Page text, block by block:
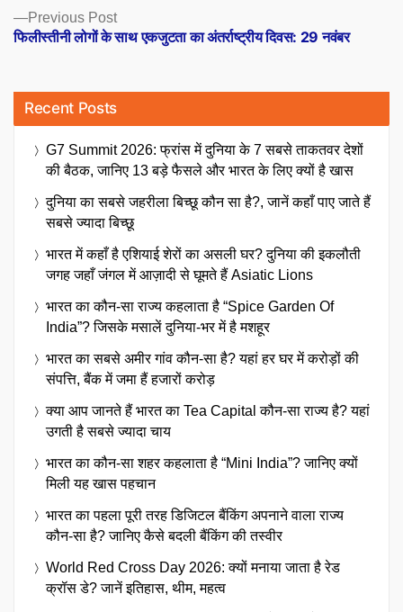
Previous PostPrevious
post:
फिलीस्तीनी लोगों के साथ एकजुटता का अंतर्राष्ट्रीय दिवस: 29 नवंबर
Recent Posts
G7 Summit 2026: फ्रांस में दुनिया के 7 सबसे ताकतवर देशों
की बैठक, जानिए 13 बड़े फैसले और भारत के लिए क्यों है खास
दुनिया का सबसे जहरीला बिच्छू कौन सा है?, जानें कहाँ पाए जाते हैं
सबसे ज्यादा बिच्छू
भारत में कहाँ है एशियाई शेरों का असली घर? दुनिया की इकलौती
जगह जहाँ जंगल में आज़ादी से घूमते हैं Asiatic Lions
भारत का कौन-सा राज्य कहलाता है “Spice Garden Of
India”? जिसके मसालें दुनिया-भर में है मशहूर
भारत का सबसे अमीर गांव कौन-सा है? यहां हर घर में करोड़ों की
संपत्ति, बैंक में जमा हैं हजारों करोड़
क्या आप जानते हैं भारत का Tea Capital कौन-सा राज्य है? यहां
उगती है सबसे ज्यादा चाय
भारत का कौन-सा शहर कहलाता है “Mini India”? जानिए क्यों
मिली यह खास पहचान
भारत का पहला पूरी तरह डिजिटल बैंकिंग अपनाने वाला राज्य
कौन-सा है? जानिए कैसे बदली बैंकिंग की तस्वीर
World Red Cross Day 2026: क्यों मनाया जाता है रेड
क्रॉस डे? जानें इतिहास, थीम, महत्व